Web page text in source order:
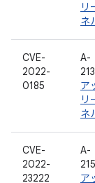
リ
ネ
CVE-
2022-
0185
A-
ア
リ
ネ
CVE-
2022-
23222
A-
ア